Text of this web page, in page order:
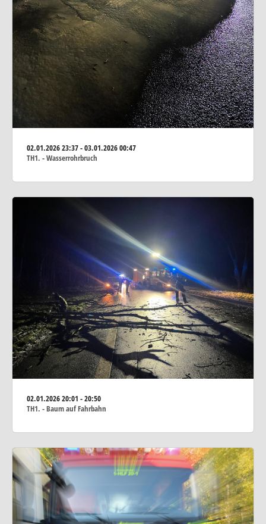
02.01.202623:37 - 03.01.2026 00:47
TH1. - Wasserrohrbruch
02.01.202620:01 - 20:50
TH1. - Baum auf Fahrbahn